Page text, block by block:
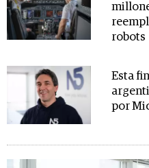
robots
Esta
por